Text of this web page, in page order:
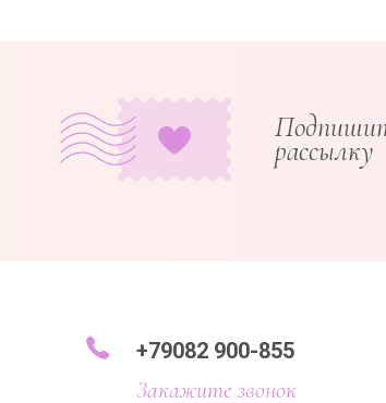
рассылку
+79082 900-855
Закажите звонок